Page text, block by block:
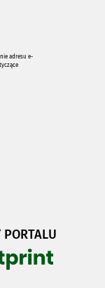
adresu e-
PORTALU